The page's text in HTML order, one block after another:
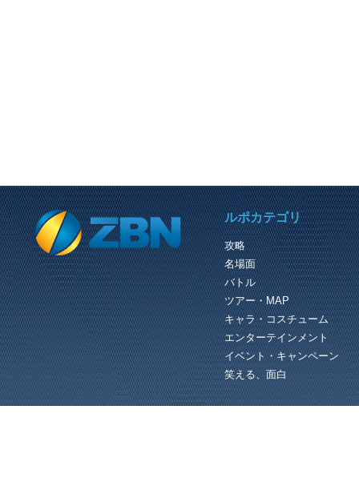
PREVIOUS REVIEW
PSO2 ファイター Lv.1 でいく 武器のオーナー登録 から 森林探索
（C）SEGA 『PHANTASY STAR
ONLINE 2』公式サイト http://pso2.jp/
クラスをファイターに変更した特派員
は、力試しに森林探索をしてみるの
た...
ルポカテゴリ
攻略
名場面
バトル
ツアー・MAP
キャラ・コスチューム
エンターテインメント
イベント・キャンペーン
笑える、面白